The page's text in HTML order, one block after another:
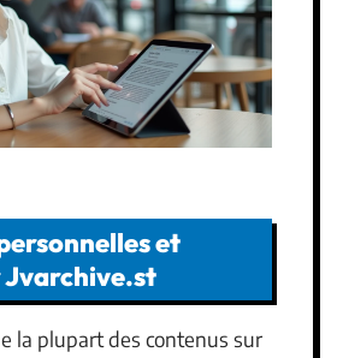
et
Jvarchive.st
la plupart des contenus sur